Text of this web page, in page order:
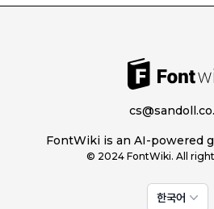
FontWiki is an AI-powered
© 2024 FontWiki. All
한국어